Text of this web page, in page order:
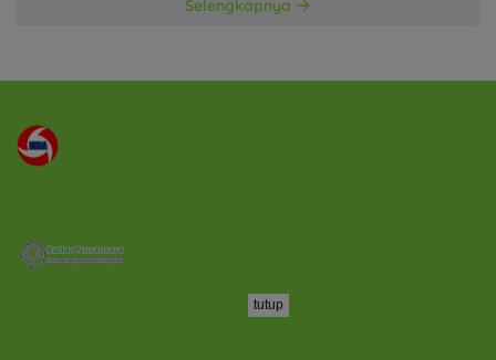
Selengkapnya
tutup